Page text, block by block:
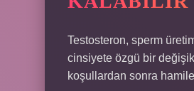
Testosteron, sperm
cinsiyete özgü bir
koşullardan sonra